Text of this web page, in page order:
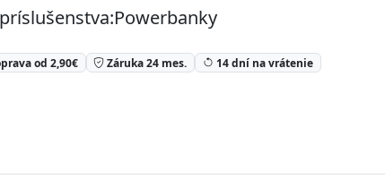
od 2,90€ Záruka 24 mes. 14 dní na vrátenie